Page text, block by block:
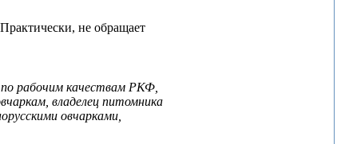
не обращает
рабочим качествам РКФ,
владелец питомника
овчарками,